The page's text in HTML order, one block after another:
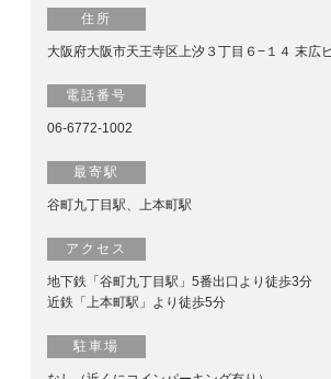
住所
大阪府大阪市天王寺区上汐３丁目６−１４ 末広
電話番号
06-6772-1002
最寄駅
谷町九丁目駅、上本町駅
アクセス
地下鉄「谷町九丁目駅」5番出口より徒歩3分
近鉄「上本町駅」より徒歩5分
駐車場